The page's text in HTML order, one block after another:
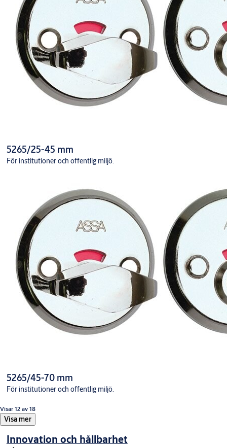
5265/25-45 mm
För institutioner och offentlig miljö.
5265/45-70 mm
För institutioner och offentlig miljö.
Visar 12 av 18
Visa mer
Innovation och hållbarhet